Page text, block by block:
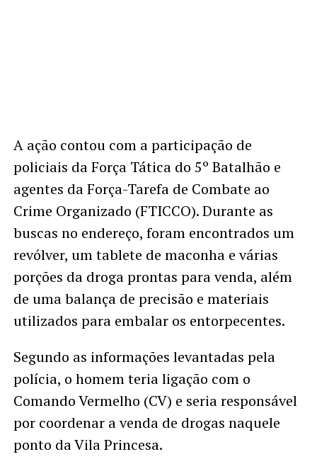
A ação contou com a participação de
policiais da Força Tática do 5º Batalhão e
agentes da Força-Tarefa de Combate ao
Crime Organizado (FTICCO). Durante as
buscas no endereço, foram encontrados um
revólver, um tablete de maconha e várias
porções da droga prontas para venda, além
de uma balança de precisão e materiais
utilizados para embalar os entorpecentes.
Segundo as informações levantadas pela
polícia, o homem teria ligação com o
Comando Vermelho (CV) e seria responsável
por coordenar a venda de drogas naquele
ponto da Vila Princesa.